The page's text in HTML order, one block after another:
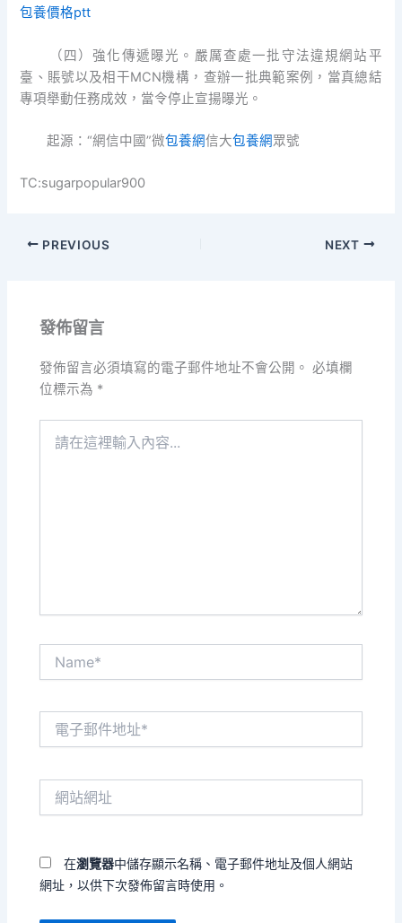
包養價格ptt
（四）強化傳遞曝光。嚴厲查處一批守法違規網站平
臺、賬號以及相干MCN機構，查辦一批典範案例，當真總結
專項舉動任務成效，當令停止宣揚曝光。
起源：“網信中國”微包養網信大包養網眾號
TC:sugarpopular900
PREVIOUS NEXT
發佈留言
發佈留言必須填寫的電子郵件地址不會公開。 必填欄
位標示為 *
在瀏覽器中儲存顯示名稱、電子郵件地址及個人網站
網址，以供下次發佈留言時使用。